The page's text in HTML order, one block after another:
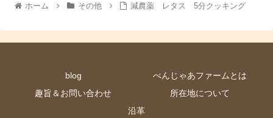
ホーム その他 減農薬 レタス 5分クッキング
blog
べんじゃあファームとは
趣旨＆お問い合わせ
所在地について
沿革